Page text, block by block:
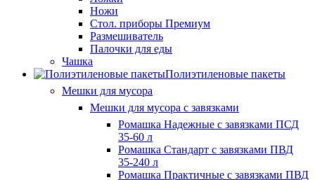
Ножи
Стол. приборы Премиум
Размешиватель
Палочки для еды
Чашка
Полиэтиленовые пакеты
Мешки для мусора
Мешки для мусора с завязками
Ромашка Надежные с завязками ПСД
35-60 л
Ромашка Стандарт с завязками ПВД
35-240 л
Ромашка Практичные с завязками ПВД